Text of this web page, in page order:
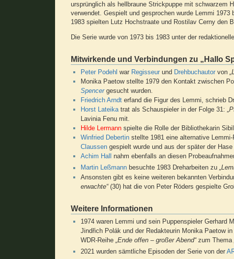
ursprünglich als hellbraune Strickpuppe mit schwarzem
verwendet. Gespielt und gesprochen wurde Lemmi
1983 spielten Lutz Hochstraate und Rostilav Cerny den
Die Serie wurde von 1973 bis 1983 unter der
Mitwirkende und Verbindungen zu „Hallo
Peter Podehl war Regisseur und Drehbuchautor von
Monika Paetow stellte 1979 den Kontakt zwischen
Spencergesucht wurden.
Friedrich Arndt erfand die Figur des Lemmi, schrieb
Horst Lateikatrat als Schauspieler in der Folge 31:
Lavinia Fenu mit.
Hilde Lermann spielte die Rolle der Bibliothekarin
Winfried Debertin stellte 1981 eine alternative
Claussen gespielt wurde und aus der später der Hase
Achim Hall nahm ebenfalls an diesen
Martin Leßmann besuchte 1983 Dreharbeiten zu
Ansonsten gibt es keine weiteren bekannten
erwachte“(30) hat die von Peter Röders gespielte
Weitere Informationen
1974 waren Lemmi und sein Puppenspieler Gerhard
Jindřich Polák und der Redakteurin Monika Paetow
WDR-Reihe „Ende offen – großer Abend“zum Thema
2021 wurden sämtliche Episoden der Serie von der